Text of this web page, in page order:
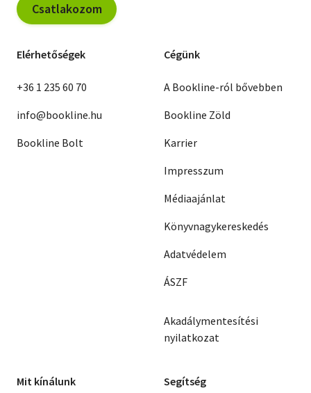
Csatlakozom
Elérhetőségek
+36 1 235 60 70
info@bookline.hu
Bookline Bolt
Cégünk
A Bookline-ról bővebben
Bookline Zöld
Karrier
Impresszum
Médiaajánlat
Könyvnagykereskedés
Adatvédelem
ÁSZF
Akadálymentesítési
nyilatkozat
Mit kínálunk Segítség